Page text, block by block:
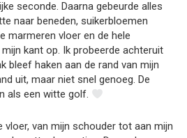
seconde. Daarna gebeurde alles
naar beneden, suikerbloemen
marmeren vloer en de hele
kant op. Ik probeerde achteruit
bleef haken aan de rand van mijn
uit, maar niet snel genoeg. De
als een witte golf.
vloer, van mijn schouder tot aan mijn